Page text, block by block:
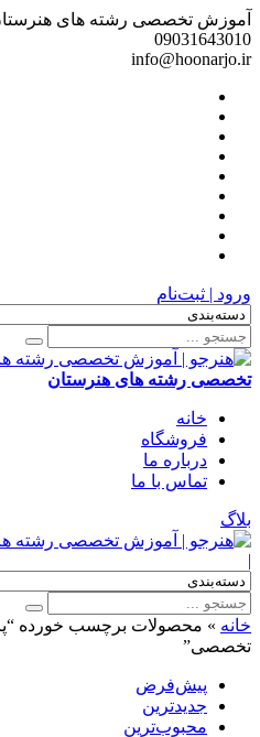
آموزش تخصصی رشته های
09031643010
info@hoonarjo.ir
ورود | ثبت‌نام
تخصصی رشته های هنرستان
خانه
فروشگاه
درباره ما
تماس با ما
بلاگ
|
خانه » محصولات برچسب خورده
تخصصی”
پیش‌فرض
جدیدترین
محبوب‌ترین